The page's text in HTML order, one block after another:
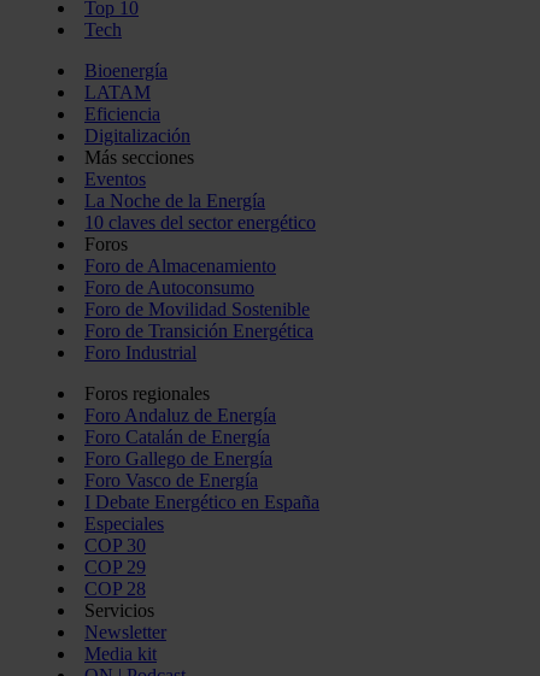
Top 10
Tech
Bioenergía
LATAM
Eficiencia
Digitalización
Más secciones
Eventos
La Noche de la Energía
10 claves del sector energético
Foros
Foro de Almacenamiento
Foro de Autoconsumo
Foro de Movilidad Sostenible
Foro de Transición Energética
Foro Industrial
Foros regionales
Foro Andaluz de Energía
Foro Catalán de Energía
Foro Gallego de Energía
Foro Vasco de Energía
I Debate Energético en España
Especiales
COP 30
COP 29
COP 28
Servicios
Newsletter
Media kit